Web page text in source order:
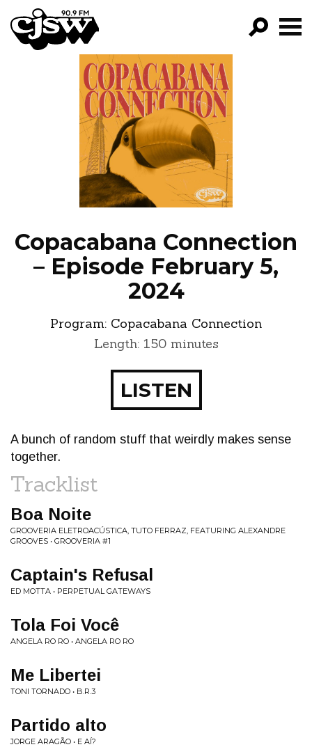
CJSW
FILTER BY:
PROGRAMS
EPISODES
NEWS
Copacabana Connection
– Episode February 5,
2024
Program: Copacabana Connection
Length: 150 minutes
LISTEN
A bunch of random stuff that weirdly makes sense
together.
Tracklist
Boa Noite
GROOVERIA ELETROACÚSTICA, TUTO FERRAZ, FEATURING ALEXANDRE
GROOVES • GROOVERIA #1
Captain's Refusal
ED MOTTA • PERPETUAL GATEWAYS
Tola Foi Você
ANGELA RO RO • ANGELA RO RO
Me Libertei
TONI TORNADO • B.R.3
Partido alto
JORGE ARAGÃO • E AÍ?